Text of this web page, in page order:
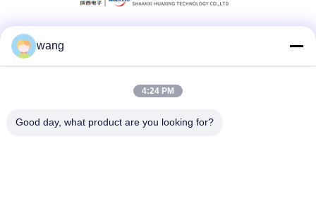
wang
4:24 PM
Good day, what product are you looking for?